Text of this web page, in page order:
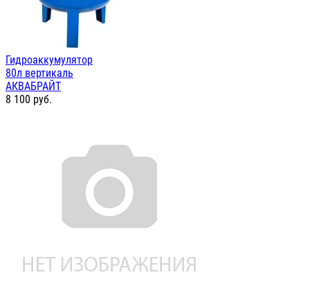
Гидроаккумулятор
80л вертикаль
АКВАБРАЙТ
8 100 руб.